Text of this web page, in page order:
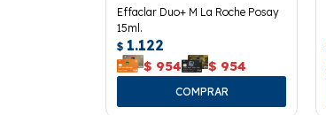
Effaclar Duo+ M La Roche Posay
15ml.
$ 1.122
$ 954 $ 954